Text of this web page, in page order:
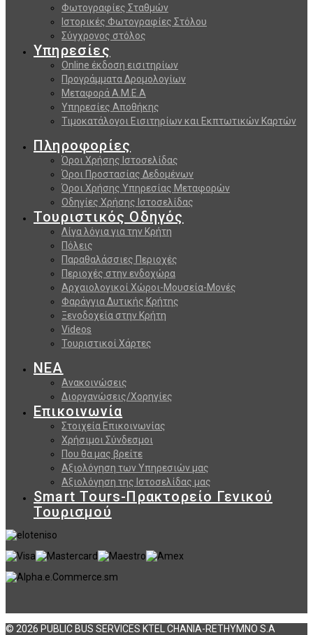
Φωτογραφίες Σταθμών
Ιστορικές Φωτογραφίες Στόλου
Σύγχρονος στόλος
Υπηρεσίες
Online έκδοση εισιτηρίων
Προγράμματα Δρομολογίων
Μεταφορά Α.Μ.Ε.Α
Υπηρεσίες Αποθήκης
Τιμοκατάλογοι Εισιτηρίων και Εκπτωτικών Καρτών
Πληροφορίες
Όροι Χρήσης Ιστοσελίδας
Όροι Προστασίας Δεδομένων
Όροι Χρήσης Υπηρεσίας Μεταφορών
Οδηγίες Χρήσης Ιστοσελίδας
Τουριστικός Οδηγός
Λίγα λόγια για την Κρήτη
Πόλεις
Παραθαλάσσιες Περιοχές
Περιοχές στην ενδοχώρα
Αρχαιολογικοί Χώροι-Μουσεία-Μονές
Φαράγγια Δυτικής Κρήτης
Ξενοδοχεία στην Κρήτη
Videos
Τουριστικοί Χάρτες
ΝΕΑ
Ανακοινώσεις
Διοργανώσεις/Χορηγίες
Επικοινωνία
Στοιχεία Επικοινωνίας
Χρήσιμοι Σύνδεσμοι
Που θα μας βρείτε
Αξιολόγηση των Υπηρεσιών μας
Αξιολόγηση της Ιστοσελίδας μας
Smart Tours-Πρακτορείο Γενικού
Τουρισμού
© 2026 PUBLIC BUS SERVICES KTEL CHANIA-RETHYMNO S.A